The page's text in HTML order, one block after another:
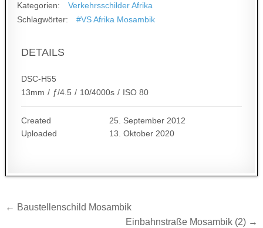
Kategorien:
Verkehrsschilder Afrika
Schlagwörter:
#VS Afrika Mosambik
DETAILS
DSC-H55
13mm / ƒ/4.5 / 10/4000s / ISO 80
Created
25. September 2012
Uploaded
13. Oktober 2020
Beitragsnavigation
← Baustellenschild Mosambik
Einbahnstraße Mosambik (2) →